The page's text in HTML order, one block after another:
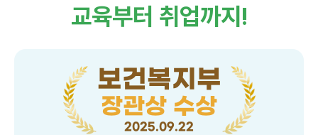
교육부터 취업까지!
보건복지부
장관상 수상
2025.09.22